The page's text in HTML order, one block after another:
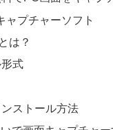
ャプチャーソフト
は？
式
ストール方法